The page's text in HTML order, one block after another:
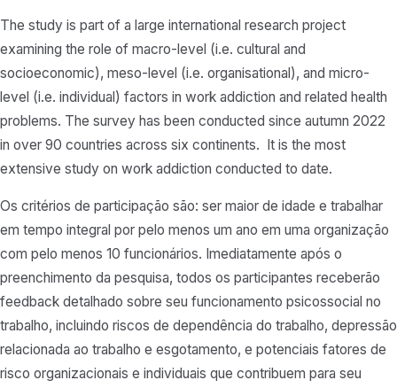
The study is part of a large international research project
examining the role of macro-level (i.e. cultural and
socioeconomic), meso-level (i.e. organisational), and micro-
level (i.e. individual) factors in work addiction and related health
problems. The survey has been conducted since autumn 2022
in over 90 countries across six continents. It is the most
extensive study on work addiction conducted to date.
Os critérios de participação são: ser maior de idade e trabalhar
em tempo integral por pelo menos um ano em uma organização
com pelo menos 10 funcionários. Imediatamente após o
preenchimento da pesquisa, todos os participantes receberão
feedback detalhado sobre seu funcionamento psicossocial no
trabalho, incluindo riscos de dependência do trabalho, depressão
relacionada ao trabalho e esgotamento, e potenciais fatores de
risco organizacionais e individuais que contribuem para seu